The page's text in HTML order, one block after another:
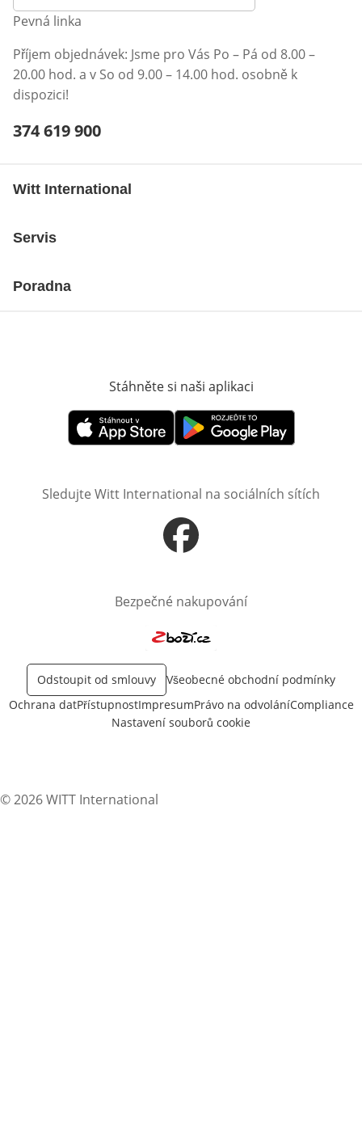
Pevná linka
Příjem objednávek: Jsme pro Vás Po – Pá od 8.00 –
20.00 hod. a v So od 9.00 – 14.00 hod. osobně k
dispozici!
Telefonní číslo:
374 619 900
Witt International
Servis
Poradna
Stáhněte si naši aplikaci
Otevře v novém okněOtevře v novém okně
Sledujte Witt International na sociálních sítích
Otevře v novém okně
Bezpečné nakupování
Odstoupit od smlouvy
Všeobecné obchodní podmínky
Ochrana datPřístupnostImpresumPrávo na odvoláníCompliance
Nastavení souborů cookie
© 2026 WITT International